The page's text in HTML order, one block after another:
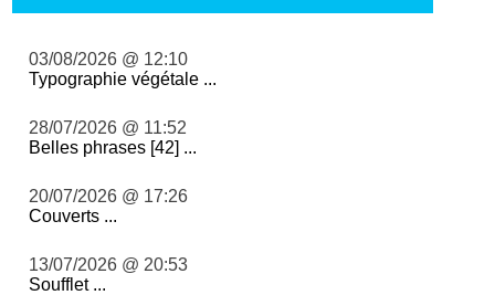
03/08/2026 @ 12:10
Typographie végétale ...
28/07/2026 @ 11:52
Belles phrases [42] ...
20/07/2026 @ 17:26
Couverts ...
13/07/2026 @ 20:53
Soufflet ...